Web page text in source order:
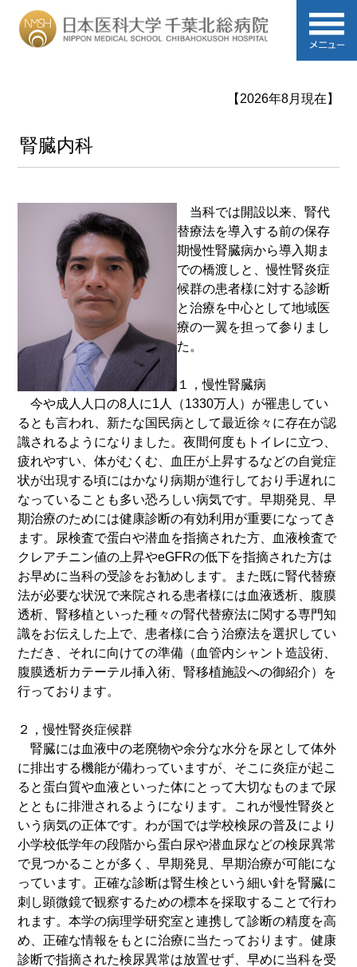
【2026年8月現在】
腎臓内科
当科では開設以来、腎代
替療法を導入する前の保存
期慢性腎臓病から導入期ま
での橋渡しと、慢性腎炎症
候群の患者様に対する診断
と治療を中心として地域医
療の一翼を担って参りまし
た。
１，慢性腎臓病
今や成人人口の8人に1人（1330万人）が罹患してい
るとも言われ、新たな国民病として最近徐々に存在が認
識されるようになりました。夜間何度もトイレに立つ、
疲れやすい、体がむくむ、血圧が上昇するなどの自覚症
状が出現する頃にはかなり病期が進行しており手遅れに
なっていることも多い恐ろしい病気です。早期発見、早
期治療のためには健康診断の有効利用が重要になってき
ます。尿検査で蛋白や潜血を指摘された方、血液検査で
クレアチニン値の上昇やeGFRの低下を指摘された方は
お早めに当科の受診をお勧めします。また既に腎代替療
法が必要な状況で来院される患者様には血液透析、腹膜
透析、腎移植といった種々の腎代替療法に関する専門知
識をお伝えした上で、患者様に合う治療法を選択してい
ただき、それに向けての準備（血管内シャント造設術、
腹膜透析カテーテル挿入術、腎移植施設への御紹介）を
行っております。
２，慢性腎炎症候群
腎臓には血液中の老廃物や余分な水分を尿として体外
に排出する機能が備わっていますが、そこに炎症が起こ
ると蛋白質や血液といった体にとって大切なものまで尿
とともに排泄されるようになります。これが慢性腎炎と
いう病気の正体です。わが国では学校検尿の普及により
小学校低学年の段階から蛋白尿や潜血尿などの検尿異常
で見つかることが多く、早期発見、早期治療が可能にな
っています。正確な診断は腎生検という細い針を腎臓に
刺し顕微鏡で観察するための標本を採取することで行わ
れます。本学の病理学研究室と連携して診断の精度を高
め、正確な情報をもとに治療に当たっております。健康
診断で指摘された検尿異常は放置せず、早めに当科を受